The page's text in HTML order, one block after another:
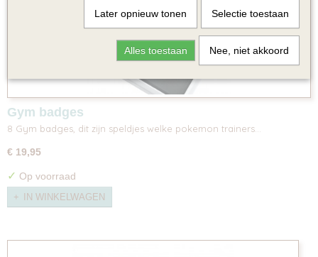
Gym badges
8 Gym badges, dit zijn speldjes welke pokemon trainers…
€ 19,95
✓ Op voorraad
IN WINKELWAGEN
Later opnieuw tonen Selectie toestaan
Alles toestaan Nee, niet akkoord